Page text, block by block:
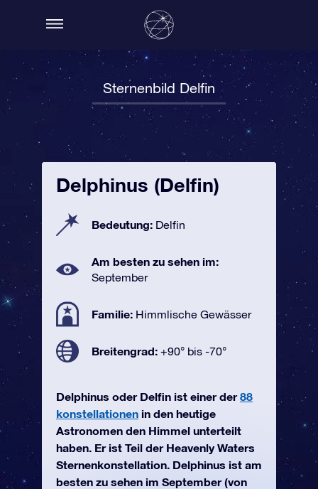
Sternenbild Delfin
Delphinus (Delfin)
Bedeutung: Delfin
Am besten zu sehen im:
September
Familie: Himmlische Gewässer
Breitengrad: +90° bis -70°
Delphinus oder Delfin ist einer der88
konstellationen in den heutige
Astronomen den Himmel unterteilt
haben. Er ist Teil der Heavenly Waters
Sternenkonstellation. Delphinus ist am
besten zu sehen im September (von